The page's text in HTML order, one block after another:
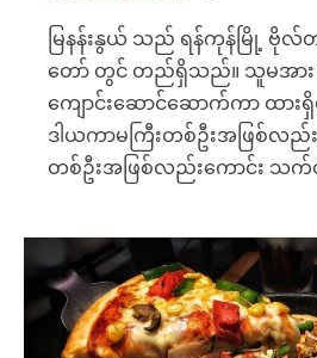
မြနန်းနွယ် သည် ရန်ကုန်မြို့ ဗို
တော် တွင် တည်ရှိသည်။ သူမအား
ကျောင်းဆောင်ဆောက်ကာ ထားရှိ
ဒါယကာမကြီးတစ်ဦးအဖြစ်လည်
တစ်ဦးအဖြစ်လည်းကောင်း သက်